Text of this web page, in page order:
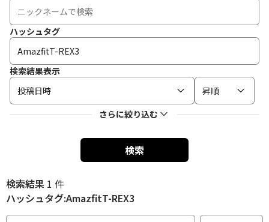
ハッシュタグ
検索結果表示
投稿日時
昇順
さらに絞り込む
検索
検索結果 1 件
ハッシュタグ:AmazfitT-REX3